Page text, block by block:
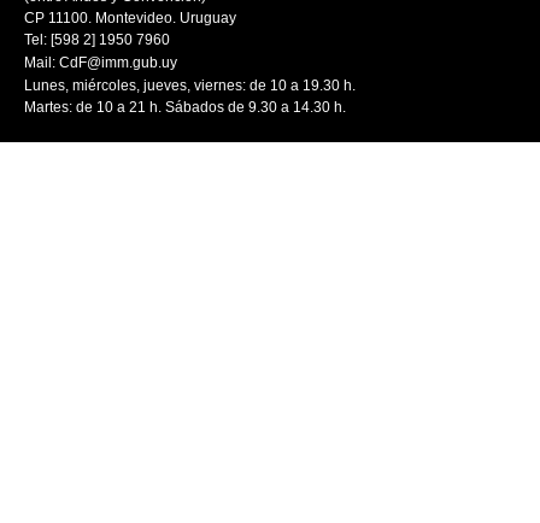
CP 11100. Montevideo. Uruguay
Tel: [598 2] 1950 7960
Mail: CdF@imm.gub.uy
Lunes, miércoles, jueves, viernes: de 10 a 19.30 h.
Martes: de 10 a 21 h. Sábados de 9.30 a 14.30 h.